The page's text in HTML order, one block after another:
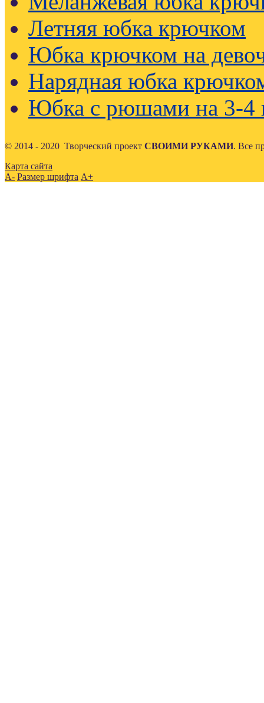
Летняя юбка крючком
Юбка крючком на
Нарядная юбка
Юбка с рюшами на 3-4
© 2014 - 2020 Творческий проект СВОИМИ РУКАМИ. Все
Карта сайта
A- Размер шрифта A+